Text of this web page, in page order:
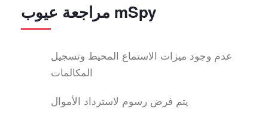
مراجعة عيوب mSpy
عدم وجود ميزات الاستماع المحيط وتسجيل
المكالمات
يتم فرض رسوم لاسترداد الأموال